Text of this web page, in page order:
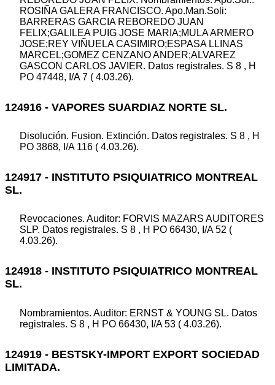
ROSIÑA GALERA FRANCISCO. Apo.Man.Soli:
BARRERAS GARCIA REBOREDO JUAN
FELIX;GALILEA PUIG JOSE MARIA;MULA ARMERO
JOSE;REY VIÑUELA CASIMIRO;ESPASA LLINAS
MARCEL;GOMEZ CENZANO ANDER;ALVAREZ
GASCON CARLOS JAVIER. Datos registrales. S 8 , H
PO 47448, I/A 7 ( 4.03.26).
124916 - VAPORES SUARDIAZ NORTE SL.
Disolución. Fusion. Extinción. Datos registrales. S 8 , H
PO 3868, I/A 116 ( 4.03.26).
124917 - INSTITUTO PSIQUIATRICO MONTREAL
SL.
Revocaciones. Auditor: FORVIS MAZARS AUDITORES
SLP. Datos registrales. S 8 , H PO 66430, I/A 52 (
4.03.26).
124918 - INSTITUTO PSIQUIATRICO MONTREAL
SL.
Nombramientos. Auditor: ERNST & YOUNG SL. Datos
registrales. S 8 , H PO 66430, I/A 53 ( 4.03.26).
124919 - BESTSKY-IMPORT EXPORT SOCIEDAD
LIMITADA.